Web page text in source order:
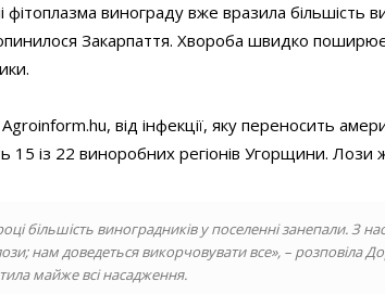
винограду вже вразила більшість
Закарпаття. Хвороба швидко
від інфекції, яку переносить
15 із 22 виноробних регіонів Угорщини. Лози
більшість виноградників у поселенні занепали. З
нам доведеться викорчовувати все», – розповіла
майже всі насадження.